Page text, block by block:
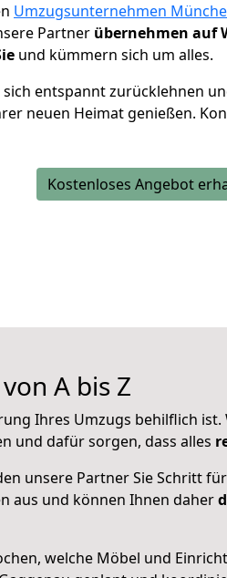
Umzugsunternehmen
Partner übernehmen auf
und kümmern sich um alles.
sich entspannt zurücklehnen
neuen Heimat genießen.
Kostenloses Angebot
A bis Z
Ihres Umzugs behilflich ist.
und dafür sorgen, dass alles
unsere Partner SieSchritt
aus und können Ihnen daher
welche Möbel und